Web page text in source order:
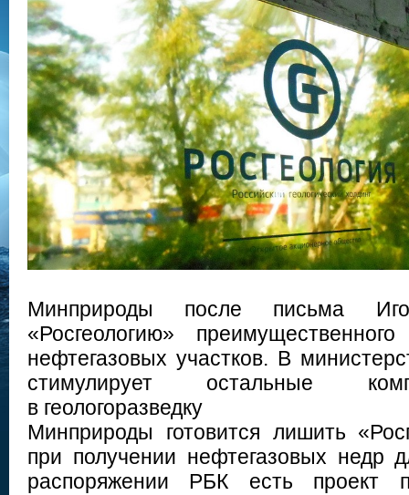
Минприроды после письма
«Росгеологию»
нефтегазовых участков. В
стимулирует остальные
в геологоразведку
Минприроды готовится лишить
при получении нефтегазовых недр
распоряжении РБК есть проект